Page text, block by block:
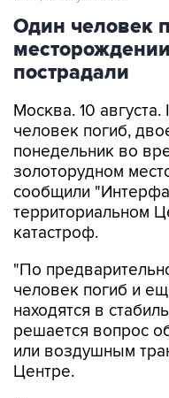
Один человек
пострадали
Москва. 10
человек погиб,
понедельник во
золоторудном
сообщили
территориальном
катастроф.
"По
человек погиб и
находятся в
решается вопрос
или воздушным
Центре.